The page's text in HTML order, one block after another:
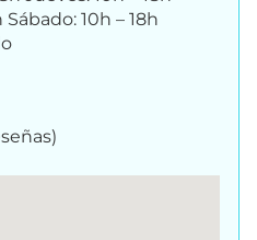
Sábado: 10h – 18h